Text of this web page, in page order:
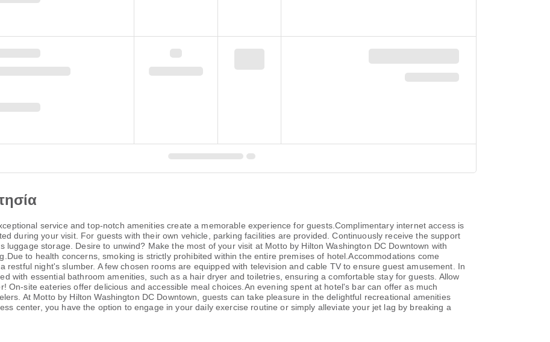
service and top-notch amenities create a memorable experience for guests.Complimentary internet access is
during your visit. For guests with their own vehicle, parking facilities are provided. Continuously receive the support
storage. Desire to unwind? Make the most of your visit at Motto by Hilton Washington DC Downtown with
to health concerns, smoking is strictly prohibited within the entire premises of hotel.Accommodations come
restful night's slumber. A few chosen rooms are equipped with television and cable TV to ensure guest amusement. In
with essential bathroom amenities, such as a hair dryer and toiletries, ensuring a comfortable stay for guests. Allow
On-site eateries offer delicious and accessible meal choices.An evening spent at hotel's bar can offer as much
At Motto by Hilton Washington DC Downtown, guests can take pleasure in the delightful recreational amenities
center, you have the option to engage in your daily exercise routine or simply alleviate your jet lag by breaking a